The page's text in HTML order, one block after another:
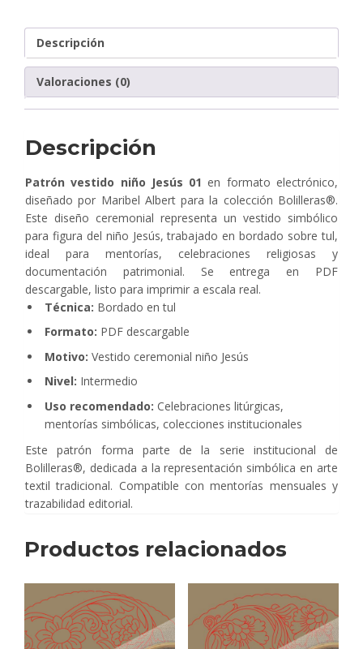
tul
formato
electrónico
|
Bolilleras®
Descripción
Valoraciones (0)
Descripción
Patrón vestido niño Jesús 01 en formato electrónico,
diseñado por Maribel Albert para la colección Bolilleras®.
Este diseño ceremonial representa un vestido simbólico
para figura del niño Jesús, trabajado en bordado sobre tul,
ideal para mentorías, celebraciones religiosas y
documentación patrimonial. Se entrega en PDF
descargable, listo para imprimir a escala real.
Técnica: Bordado en tul
Formato: PDF descargable
Motivo: Vestido ceremonial niño Jesús
Nivel: Intermedio
Uso recomendado: Celebraciones litúrgicas,
mentorías simbólicas, colecciones institucionales
Este patrón forma parte de la serie institucional de
Bolilleras®, dedicada a la representación simbólica en arte
textil tradicional. Compatible con mentorías mensuales y
trazabilidad editorial.
Productos relacionados